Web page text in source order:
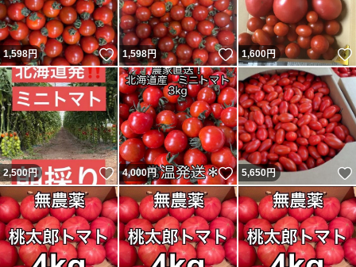
1,598円 いいね！
1,598円 いいね！
1,600円
2,500円 いいね！
4,000円 いいね！
5,650円